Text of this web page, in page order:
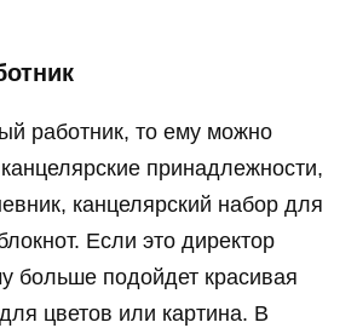
работник, то ему можно
принадлежности,
канцелярский набор для
Если это директор
больше подойдет красивая
цветов или картина. В